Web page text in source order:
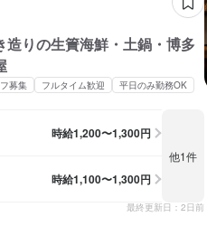
造りの生簀海鮮・土鍋・博多
募集 フルタイム歓迎
平日のみ勤務OK
時給1,200〜1,300円
時給1,100〜1,300円
他1件
最終更新日：2日前